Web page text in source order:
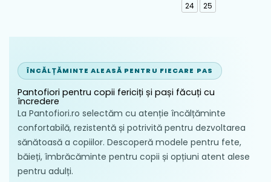
24
25
ÎNCĂLȚĂMINTE ALEASĂ PENTRU FIECARE PAS
Pantofiori pentru copii fericiți și pași făcuți cu
încredere
La Pantofiori.ro selectăm cu atenție încălțăminte
confortabilă, rezistentă și potrivită pentru dezvoltarea
sănătoasă a copiilor. Descoperă modele pentru fete,
băieți, îmbrăcăminte pentru copii și opțiuni atent alese
pentru adulți.